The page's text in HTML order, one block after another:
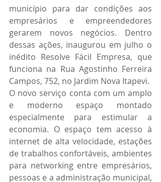
município para dar condições aos
empresários e empreendedores
gerarem novos negócios. Dentro
dessas ações, inaugurou em julho o
inédito Resolve Fácil Empresa, que
funciona na Rua Agostinho Ferreira
Campos, 752, no Jardim Nova Itapevi.
O novo serviço conta com um amplo
e moderno espaço montado
especialmente para estimular a
economia. O espaço tem acesso à
internet de alta velocidade, estações
de trabalhos confortáveis, ambientes
para networking entre empresários,
pessoas e a administração municipal,